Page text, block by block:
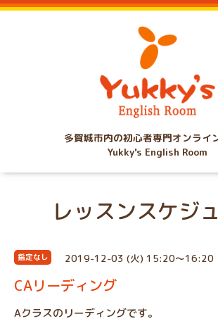
多賀城市内の初心者専門オンライ
Yukky's English Room
レッスンスケジ
指定なし 2019-12-03 (火) 15:20～16:20
CAリーディング
Aクラスのリーディングです。